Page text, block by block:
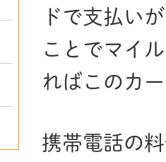
ドで支払い
ことでマイ
ればこのカ
携帯電話の